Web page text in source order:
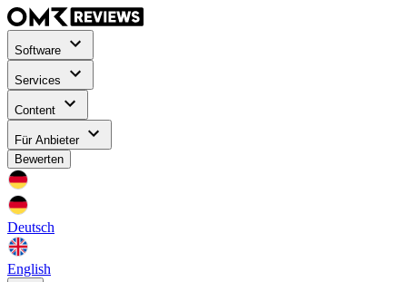
Software
Services
Content
Für Anbieter
Bewerten
Deutsch
English